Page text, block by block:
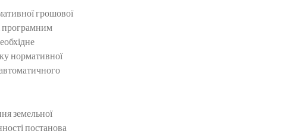
грошової
програмним
нормативної
земельної
постанова